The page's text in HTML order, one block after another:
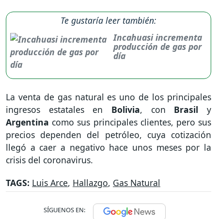
Te gustaría leer también:
Incahuasi incrementa
producción de gas por
día
La venta de gas natural es uno de los principales
ingresos estatales en Bolivia, con Brasily
Argentina como sus principales clientes, pero sus
precios dependen del petróleo, cuya cotización
llegó a caer a negativo hace unos meses por la
crisis del coronavirus.
TAGS: Luis Arce, Hallazgo, Gas Natural
SÍGUENOS EN: